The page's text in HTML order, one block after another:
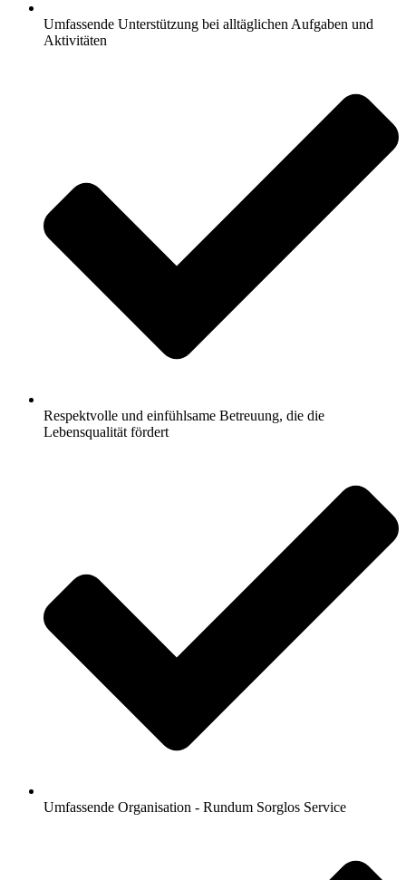
Umfassende Unterstützung bei alltäglichen Aufgaben und
Aktivitäten
Respektvolle und einfühlsame Betreuung, die die
Lebensqualität fördert
Umfassende Organisation - Rundum Sorglos Service